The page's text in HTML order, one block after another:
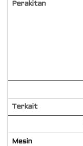
Perakitan
Terkait
Mesin